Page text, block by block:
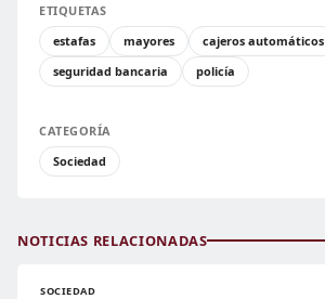
ETIQUETAS
estafas
mayores
cajeros automáticos
seguridad bancaria
policía
CATEGORÍA
Sociedad
NOTICIAS RELACIONADAS
SOCIEDAD